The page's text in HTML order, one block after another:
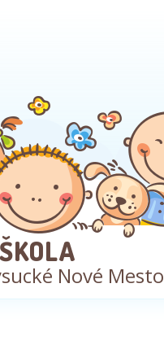
Nové Mesto